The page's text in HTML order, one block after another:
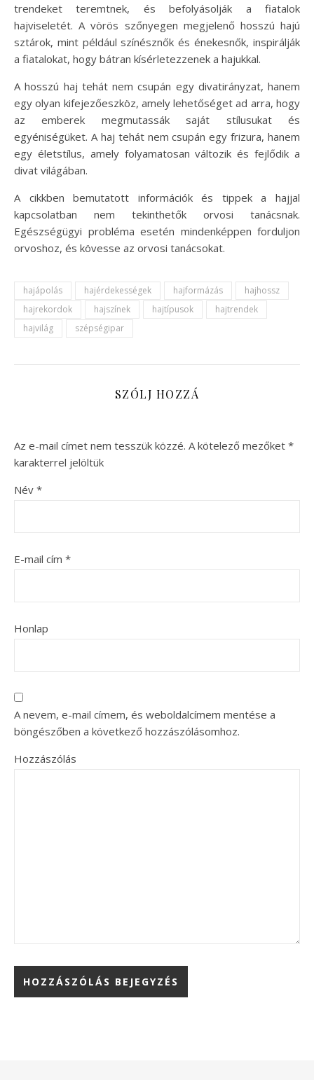
trendeket teremtnek, és befolyásolják a fiatalok
hajviseletét. A vörös szőnyegen megjelenő hosszú hajú
sztárok, mint például színésznők és énekesnők, inspirálják
a fiatalokat, hogy bátran kísérletezzenek a hajukkal.
A hosszú haj tehát nem csupán egy divatirányzat, hanem
egy olyan kifejezőeszköz, amely lehetőséget ad arra, hogy
az emberek megmutassák saját stílusukat és
egyéniségüket. A haj tehát nem csupán egy frizura, hanem
egy életstílus, amely folyamatosan változik és fejlődik a
divat világában.
A cikkben bemutatott információk és tippek a hajjal
kapcsolatban nem tekinthetők orvosi tanácsnak.
Egészségügyi probléma esetén mindenképpen forduljon
orvoshoz, és kövesse az orvosi tanácsokat.
hajápolás hajérdekességek hajformázás
hajhossz
hajrekordok
hajszínek hajtípusok
hajtrendek
hajvilág
szépségipar
SZÓLJ HOZZÁ
Az e-mail címet nem tesszük közzé. A kötelező mezőket *
karakterrel jelöltük
Név *
E-mail cím *
Honlap
A nevem, e-mail címem, és weboldalcímem mentése a
böngészőben a következő hozzászólásomhoz.
Hozzászólás